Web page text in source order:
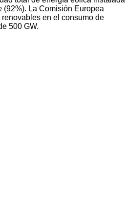
(92%). La Comisión Europea
en el consumo de
500 GW.